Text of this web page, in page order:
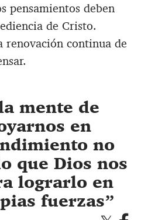
pensamientos deben
de Cristo.
renovación continua de
mente de
en
no
que Dios nos
lograrlo en
fuerzas